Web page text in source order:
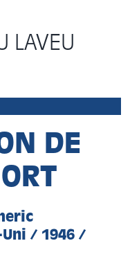
LAVEU
DE
/ 1946 /